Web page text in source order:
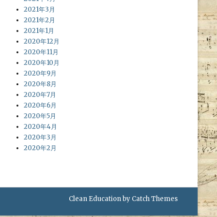
2021年3月
2021年2月
2021年1月
2020年12月
2020年11月
2020年10月
2020年9月
2020年8月
2020年7月
2020年6月
2020年5月
2020年4月
2020年3月
2020年2月
Clean Education by Catch Themes